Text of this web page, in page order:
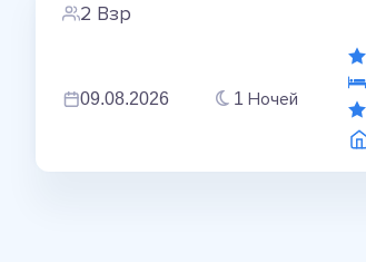
2 Взр
09.08.2026 1 Ночей